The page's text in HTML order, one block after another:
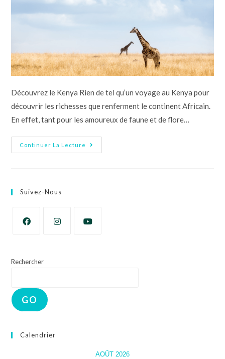
Découvrez le Kenya Rien de tel qu’un voyage au Kenya pour
découvrir les richesses que renferment le continent Africain.
En effet, tant pour les amoureux de faune et de flore…
Continuer La Lecture
Suivez-Nous
Rechercher
GO
Calendrier
AOÛT 2026